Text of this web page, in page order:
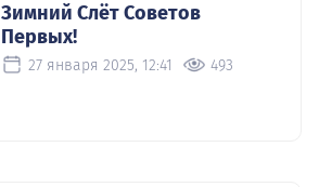
Зимний Слёт Советов
Первых!
27 января 2025, 12:41 493